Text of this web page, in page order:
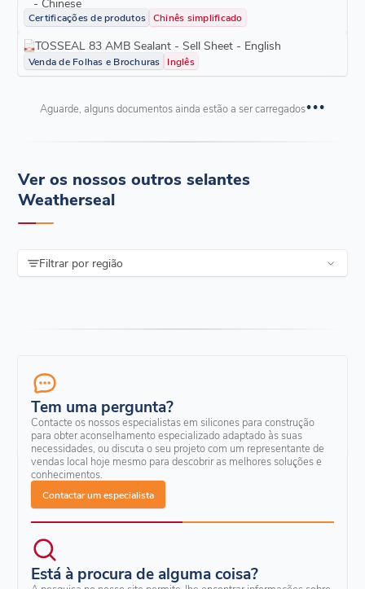
Certificações de produtos Chinês simplificado
TOSSEAL 83 AMB Sealant - Sell Sheet - English
Venda de Folhas e Brochuras Inglês
Aguarde, alguns documentos ainda estão a ser carregados
Ver os nossos outros selantes
Weatherseal
Filtrar por região
Tem uma pergunta?
Contacte os nossos especialistas em silicones para construção
para obter aconselhamento especializado adaptado às suas
necessidades, ou discuta o seu projeto com um representante de
vendas local hoje mesmo para descobrir as melhores soluções e
conhecimentos.
Contactar um especialista
Está à procura de alguma coisa?